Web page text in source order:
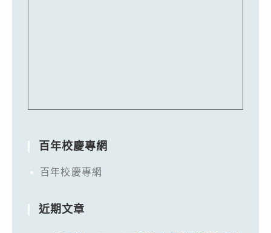
百年校慶專網
百年校慶專網
近期文章